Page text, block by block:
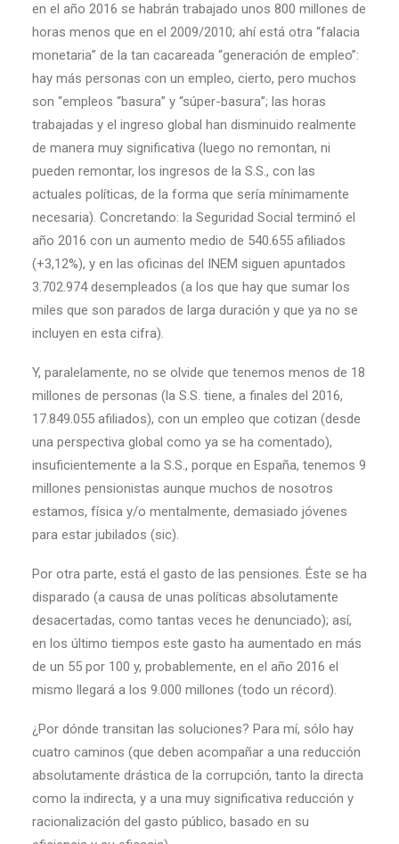
en el año 2016 se habrán trabajado unos 800 millones de
horas menos que en el 2009/2010; ahí está otra “falacia
monetaria” de la tan cacareada “generación de empleo”:
hay más personas con un empleo, cierto, pero muchos
son “empleos “basura” y “súper-basura”; las horas
trabajadas y el ingreso global han disminuido realmente
de manera muy significativa (luego no remontan, ni
pueden remontar, los ingresos de la S.S., con las
actuales políticas, de la forma que sería mínimamente
necesaria). Concretando: la Seguridad Social terminó el
año 2016 con un aumento medio de 540.655 afiliados
(+3,12%), y en las oficinas del INEM siguen apuntados
3.702.974 desempleados (a los que hay que sumar los
miles que son parados de larga duración y que ya no se
incluyen en esta cifra).
Y, paralelamente, no se olvide que tenemos menos de 18
millones de personas (la S.S. tiene, a finales del 2016,
17.849.055 afiliados), con un empleo que cotizan (desde
una perspectiva global como ya se ha comentado),
insuficientemente a la S.S., porque en España, tenemos 9
millones pensionistas aunque muchos de nosotros
estamos, física y/o mentalmente, demasiado jóvenes
para estar jubilados (sic).
Por otra parte, está el gasto de las pensiones. Éste se ha
disparado (a causa de unas políticas absolutamente
desacertadas, como tantas veces he denunciado); así,
en los último tiempos este gasto ha aumentado en más
de un 55 por 100 y, probablemente, en el año 2016 el
mismo llegará a los 9.000 millones (todo un récord).
¿Por dónde transitan las soluciones? Para mí, sólo hay
cuatro caminos (que deben acompañar a una reducción
absolutamente drástica de la corrupción, tanto la directa
como la indirecta, y a una muy significativa reducción y
racionalización del gasto público, basado en su